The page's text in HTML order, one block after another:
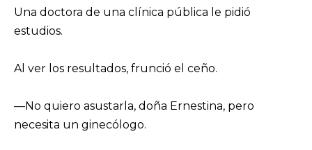
Una doctora de una clínica pública le pidió
estudios.
Al ver los resultados, frunció el ceño.
—No quiero asustarla, doña Ernestina, pero
necesita un ginecólogo.